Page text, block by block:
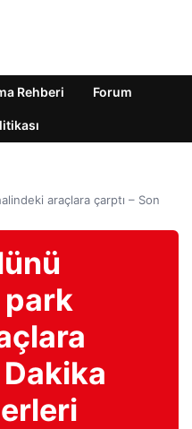
Rehberi Forum
araçlara çarptı – Son
Dakika